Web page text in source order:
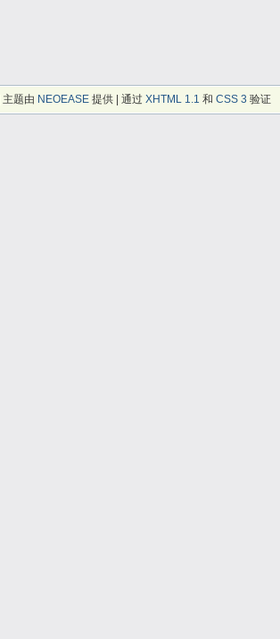
| 主题由 NEOEASE 提供 | 通过 XHTML 1.1 和 CSS 3 验证